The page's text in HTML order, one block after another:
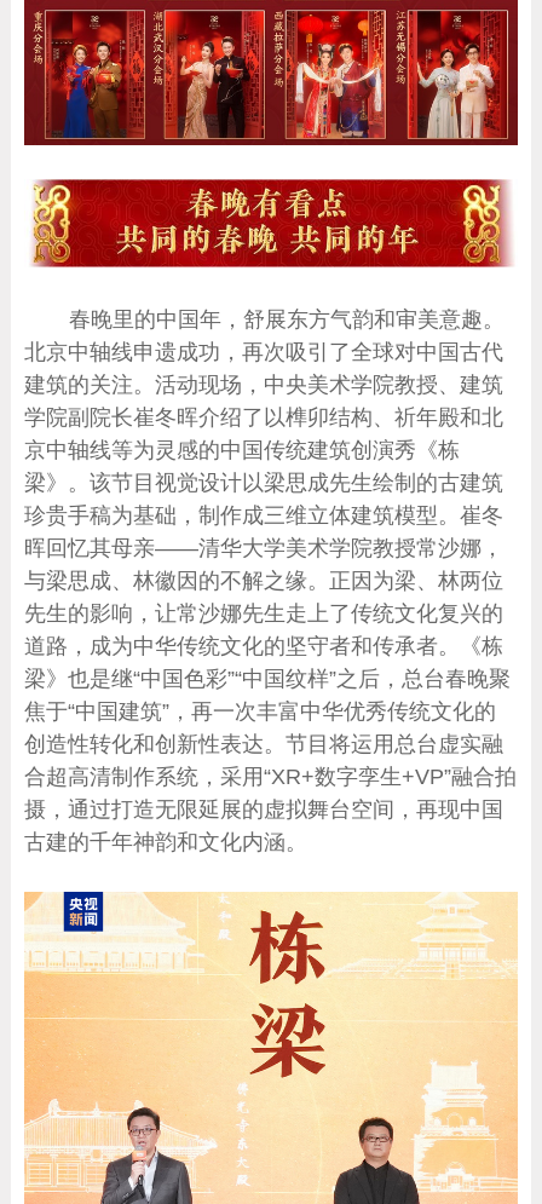
春晚里的中国年，舒展东方气韵和审美意趣。
北京中轴线申遗成功，再次吸引了全球对中国古代
建筑的关注。活动现场，中央美术学院教授、建筑
学院副院长崔冬晖介绍了以榫卯结构、祈年殿和北
京中轴线等为灵感的中国传统建筑创演秀《栋
梁》。该节目视觉设计以梁思成先生绘制的古建筑
珍贵手稿为基础，制作成三维立体建筑模型。崔冬
晖回忆其母亲——清华大学美术学院教授常沙娜，
与梁思成、林徽因的不解之缘。正因为梁、林两位
先生的影响，让常沙娜先生走上了传统文化复兴的
道路，成为中华传统文化的坚守者和传承者。《栋
梁》也是继“中国色彩”“中国纹样”之后，总台春晚聚
焦于“中国建筑”，再一次丰富中华优秀传统文化的
创造性转化和创新性表达。节目将运用总台虚实融
合超高清制作系统，采用“XR+数字孪生+VP”融合拍
摄，通过打造无限延展的虚拟舞台空间，再现中国
古建的千年神韵和文化内涵。